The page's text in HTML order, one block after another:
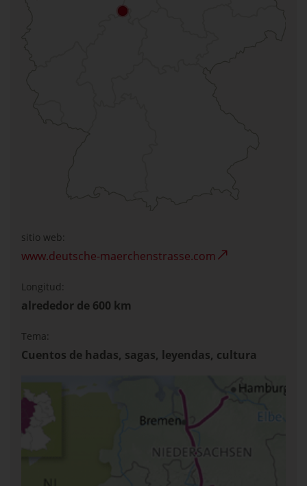
sitio web:
www.deutsche-maerchenstrasse.com
Longitud:
alrededor de 600 km
Tema:
Cuentos de hadas, sagas, leyendas, cultura